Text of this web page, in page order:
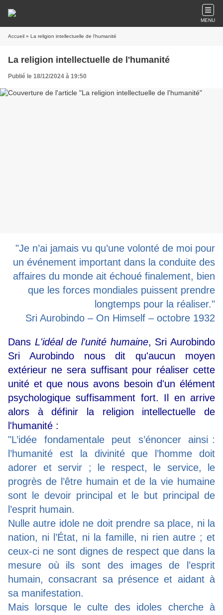
MENU
Accueil » La religion intellectuelle de l'humanité
La religion intellectuelle de l'humanité
Publié le 18/12/2024 à 19:50
"Je n’ai jamais vu qu’une volonté de moi pour
un événement important dans la conduite des
affaires du monde ait échoué finalement, bien
que les forces mondiales puissent prendre
longtemps pour la réaliser."
Sri Aurobindo – On Himself – octobre 1932
Dans L'idéal de l'unité humaine, Sri Aurobindo
Sri Aurobindo nous dit qu'aucun moyen
extérieur ne sera suffisant pour réaliser cette
unité et que nous avons besoin d'un élément
psychologique suffisamment fort. Il en arrive
alors à définir la religion intellectuelle de
l'humanité :
"L’idée fondamentale peut s’énoncer ainsi :
l’humanité est la divinité que l’homme doit
adorer et servir ; le respect, le service, le
progrès de l’être humain et de la vie humaine
sont le devoir principal et le but principal de
l’esprit humain.
Nulle autre idole ne doit prendre sa place, ni la
nation, ni l’État, ni la famille, ni rien autre ; et
ceux-ci ne sont dignes de respect que dans la
mesure où ils sont des images de l’esprit
humain, consacrant sa présence et aidant à
sa manifestation.
Mais lorsque le culte des idoles cherche à